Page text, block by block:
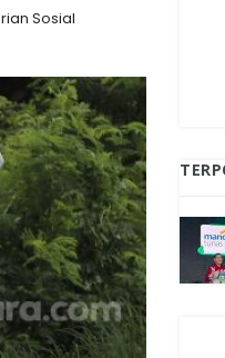
Sosial